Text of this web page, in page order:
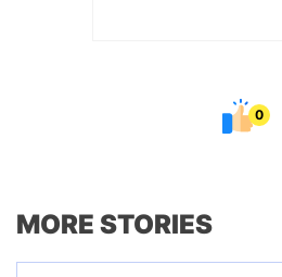
0
MORE STORIES